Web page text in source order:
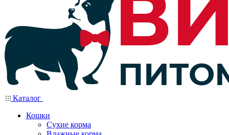
Каталог
Кошки
Сухие корма